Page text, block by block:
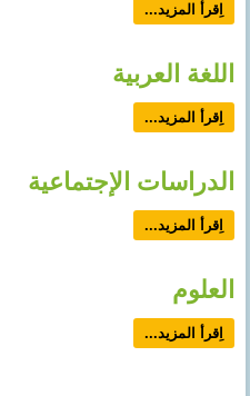
اِقرأ المزيد...
اللغة العربية
اِقرأ المزيد...
الدراسات الإجتماعية
اِقرأ المزيد...
العلوم
اِقرأ المزيد...